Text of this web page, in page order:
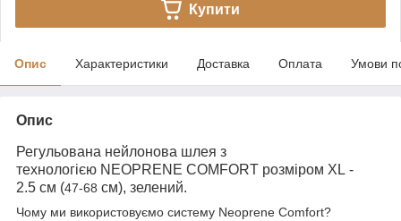
Купити
Опис Характеристики Доставка Оплата Умови
Опис
Регульована нейлонова шлея з
технологією NEOPRENE COMFORT розміром XL -
2.5 см (47-68 см), зелений.
Чому ми використовуємо систему Neoprene Comfort?